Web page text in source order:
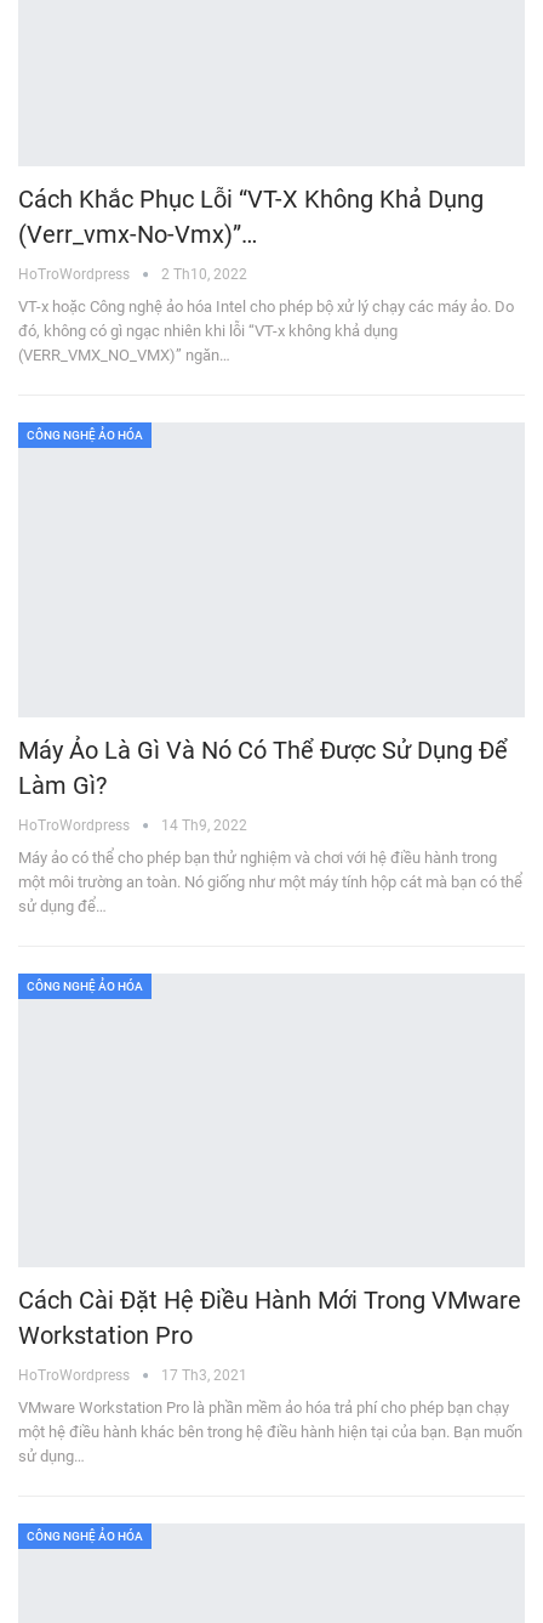
Cách Khắc Phục Lỗi “VT-X Không Khả Dụng
(verr_vmx-No-Vmx)”…
HoTroWordpress 2 Th10, 2022
VT-x hoặc Công nghệ ảo hóa Intel cho phép bộ xử lý chạy các máy ảo. Do
đó, không có gì ngạc nhiên khi lỗi “VT-x không khả dụng
(VERR_VMX_NO_VMX)” ngăn…
CÔNG NGHỆ ẢO HÓA
Máy Ảo Là Gì Và Nó Có Thể Được Sử Dụng Để
Làm Gì?
HoTroWordpress 14 Th9, 2022
Máy ảo có thể cho phép bạn thử nghiệm và chơi với hệ điều hành trong
một môi trường an toàn. Nó giống như một máy tính hộp cát mà bạn có thể
sử dụng để…
CÔNG NGHỆ ẢO HÓA
Cách Cài Đặt Hệ Điều Hành Mới Trong VMware
Workstation Pro
HoTroWordpress 17 Th3, 2021
VMware Workstation Pro là phần mềm ảo hóa trả phí cho phép bạn chạy
một hệ điều hành khác bên trong hệ điều hành hiện tại của bạn. Bạn muốn
sử dụng…
CÔNG NGHỆ ẢO HÓA